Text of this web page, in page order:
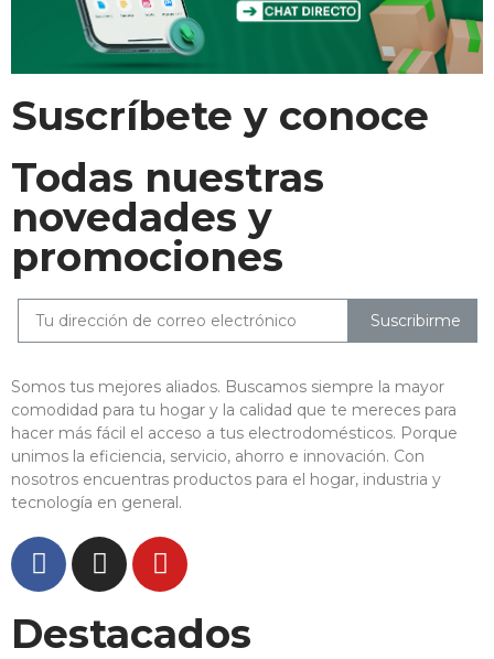
Suscríbete y conoce
Todas nuestras
novedades y
promociones
Suscribirme
Somos tus mejores aliados. Buscamos siempre la mayor
comodidad para tu hogar y la calidad que te mereces para
hacer más fácil el acceso a tus electrodomésticos. Porque
unimos la eficiencia, servicio, ahorro e innovación. Con
nosotros encuentras productos para el hogar, industria y
tecnología en general.
Destacados